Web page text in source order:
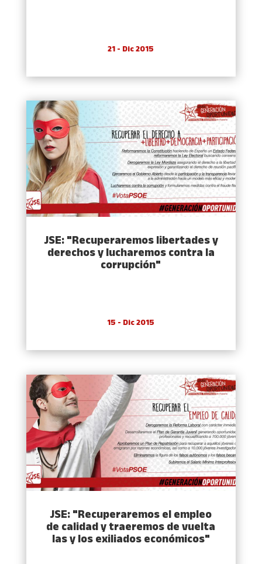
21 - Dic 2015
JSE: "Recuperaremos libertades y
derechos y lucharemos contra la
corrupción"
15 - Dic 2015
JSE: "Recuperaremos el empleo
de calidad y traeremos de vuelta
las y los exiliados económicos"